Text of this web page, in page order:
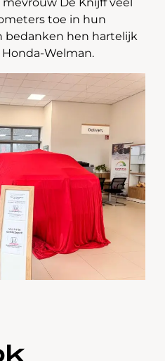
toe in hun
bedanken hen hartelijk
Welman.